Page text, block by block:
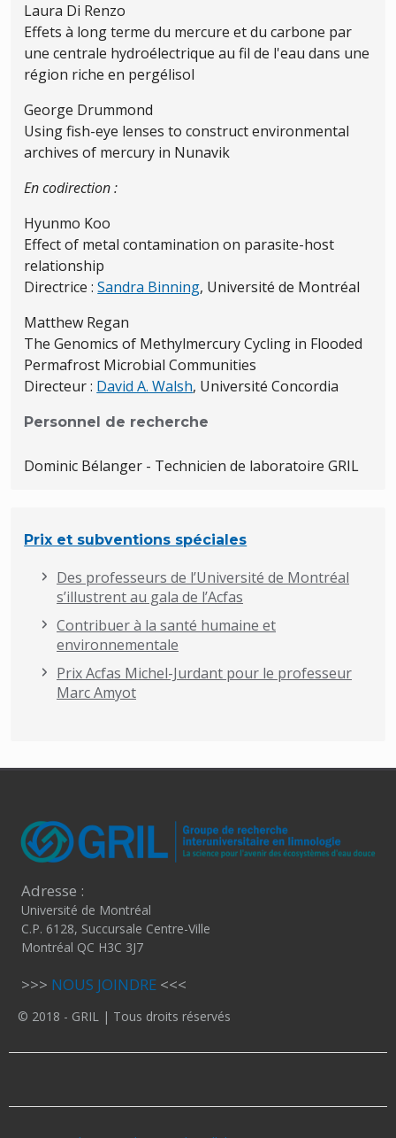
Laura Di Renzo
Effets à long terme du mercure et du carbone par
une centrale hydroélectrique au fil de l'eau dans une
région riche en pergélisol
George Drummond
Using fish-eye lenses to construct environmental
archives of mercury in Nunavik
En codirection :
Hyunmo Koo
Effect of metal contamination on parasite-host
relationship
Directrice :Sandra Binning, Université de Montréal
Matthew Regan
The Genomics of Methylmercury Cycling in Flooded
Permafrost Microbial Communities
Directeur : David A. Walsh, Université Concordia
Personnel de recherche
Dominic Bélanger - Technicien de laboratoire GRIL
Prix et subventions spéciales
Des professeurs de l’Université de Montréal
s’illustrent au gala de l’Acfas
Contribuer à la santé humaine et
environnementale
Prix Acfas Michel-Jurdant pour le professeur
Marc Amyot
Adresse :
Université de Montréal
C.P. 6128, Succursale Centre-Ville
Montréal QC H3C 3J7
>>> NOUS JOINDRE <<<
© 2018 - GRIL | Tous droits réservés